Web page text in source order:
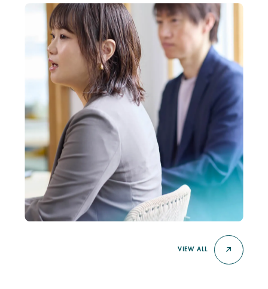
VIEW ALL